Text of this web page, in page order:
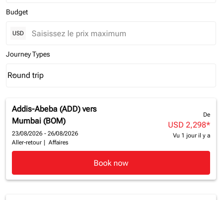
Budget
USD
Journey Types
Journey Types option Round trip Selected
Round trip
keyboard_arrow_down
Addis-Abeba (ADD) vers
Mumbai (BOM)
23/08/2026 - 26/08/2026
Aller-retour
Affaires
De
USD 2,298*
Vu 1 jour il y a
Book now